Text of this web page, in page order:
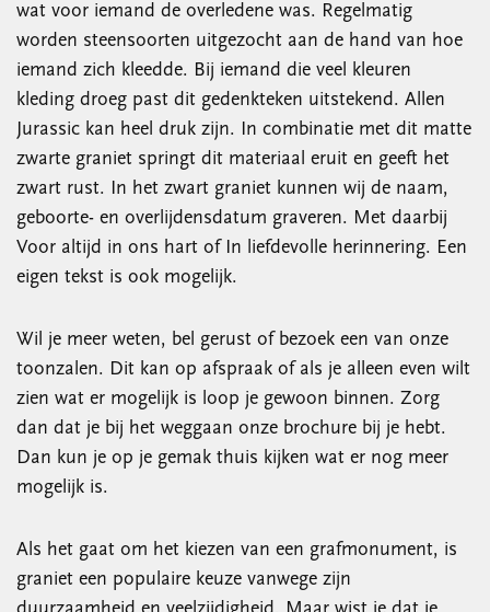
wat voor iemand de overledene was. Regelmatig
worden steensoorten uitgezocht aan de hand van hoe
iemand zich kleedde. Bij iemand die veel kleuren
kleding droeg past dit gedenkteken uitstekend. Allen
Jurassic kan heel druk zijn. In combinatie met dit matte
zwarte graniet springt dit materiaal eruit en geeft het
zwart rust. In het zwart graniet kunnen wij de naam,
geboorte- en overlijdensdatum graveren. Met daarbij
Voor altijd in ons hart of In liefdevolle herinnering. Een
eigen tekst is ook mogelijk.
Wil je meer weten, bel gerust of bezoek een van onze
toonzalen. Dit kan op afspraak of als je alleen even wilt
zien wat er mogelijk is loop je gewoon binnen. Zorg
dan dat je bij het weggaan onze brochure bij je hebt.
Dan kun je op je gemak thuis kijken wat er nog meer
mogelijk is.
Als het gaat om het kiezen van een grafmonument, is
graniet een populaire keuze vanwege zijn